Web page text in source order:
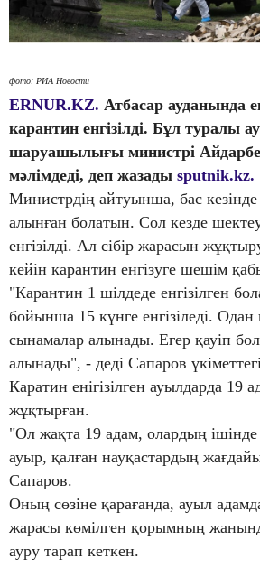
фото: РИА Новости
ERNUR.KZ. Атбасар ауданында
карантин енгізілді. Бұл туралы
шаруашылығы министрі
мәлімдеді, деп жазады sputnik.kz.
Министрдің айтуынша, бас
алынған болатын. Сол кезде
енгізілді. Ал сібір жарасын
кейін карантин енгізуге шешім
"Карантин 1 шілдеде енгізілген
бойынша 15 күнге енгізіледі. Одан
сынамалар алынады. Егер қауіп
алынады", - деді Сапаров
Каратин енігізілген ауылдарда 19
жұқтырған.
"Ол жақта 19 адам, олардың ішінде
ауыр, қалған науқастардың
Сапаров.
Оның сөзіне қарағанда, ауыл
жарасы көмілген қорымның
ауру тарап кеткен.